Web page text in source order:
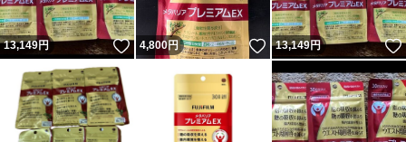
13,149円 いいね！
4,800円 いいね！
13,149円